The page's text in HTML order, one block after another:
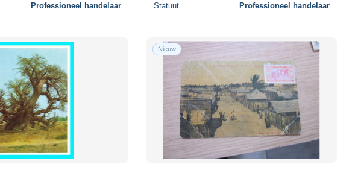
Professioneel handelaar Statuut Professioneel handelaar
Nieuw